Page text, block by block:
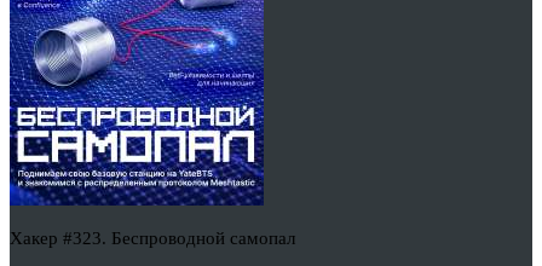
Хакер #323. Беспроводной самопал